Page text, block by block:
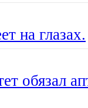
на глазах.
обязал